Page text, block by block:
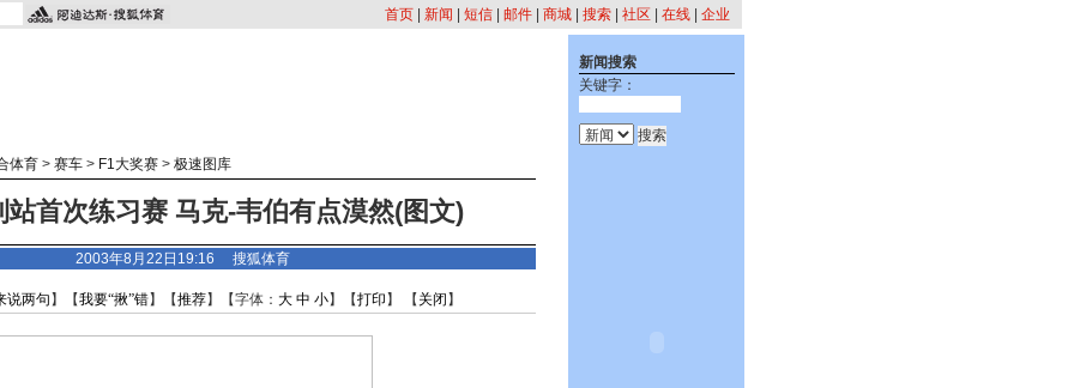
首页 新闻 短信 邮件 商城 搜索 社区 在线 企业
体育 > 赛车 > F1大奖赛 > 极速图库
站首次练习赛 马克-韦伯有点漠然(图文)
2003年8月22日19:16 搜狐体育
说两句 】【我要“揪”错】【推荐】【字体： 大 中 小】【打印 】 【 关闭 】
新闻搜索
关键字：